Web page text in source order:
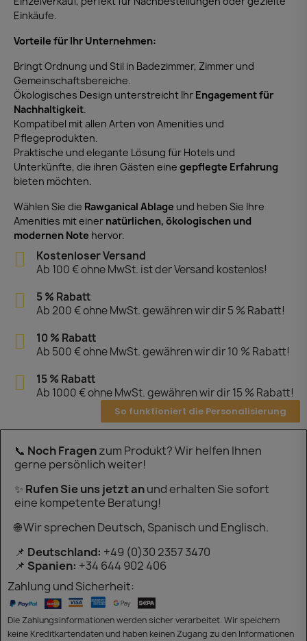
Einkäufe.
Vorteile für Ihr Unternehmen:
Bringt Ordnung und Stil in Badezimmer, Zimmer und
Gemeinschaftsbereiche.
Ökologisches Design unterstreicht Ihr Engagement für
Nachhaltigkeit.
Kompatibel mit allen Arten von Amenities und
Pflegeprodukten.
Praktische und elegante Lösung für Hotels und
Unterkünfte, die ihren Gästen eine gepflegte Erfahrung
bieten möchten.
Wählen Sie die Rawganical Ablage und heben Sie Ihre
Amenities mit einer natürlichen, ökologischen und
modernen Note hervor.
Kostenloser Versand
Ab 100 € ohne MwSt. ist der Versand kostenlos!
5 % Rabatt
Ab 200 € ohne MwSt. gewähren wir dir 5 % Rabatt!
10 % Rabatt
Ab 500 € ohne MwSt. gewähren wir dir 10 % Rabatt!
15 % Rabatt
Ab 1000 € ohne MwSt. gewähren wir dir 15 % Rabatt!
So funktioniert die Personalisierung
📞 Noch Fragenzum Produkt? Wir helfen Ihnen
gerne persönlich weiter!
✨ Rufen Sie uns jetzt anund erhalten Sie sofort
eine kompetente Beratung!
🌐 Wir sprechen Deutsch, Spanisch und Englisch.
📌 Deutschland: +49 (0)30 2357 3470
📌 Spanien: +34 644 902 406
Zahlung und Sicherheit:
Die Zahlungsinformationen werden sicher verarbeitet. Wir speichern
keine Kreditkartendaten und haben keinen Zugang zu den Informationen